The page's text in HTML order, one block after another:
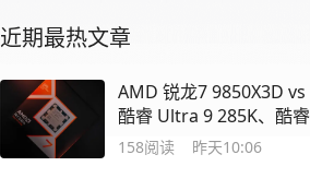
近期最热文章
AMD 锐龙7 9850X3D vs
酷睿 Ultra 9 285K、酷睿
Ultra7 270K
158阅读 昨天10:06